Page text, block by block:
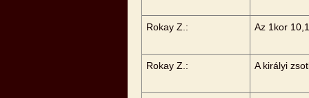
Rokay Z.: Az 1kor
Rokay Z.: A királyi